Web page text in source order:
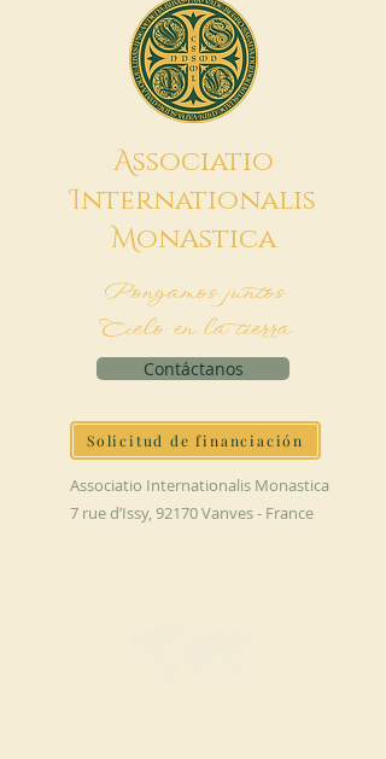
Associatio
Internationalis
MonAstica
Pongamos juntos
Cielo en la tierra
Contáctanos
Solicitud de financiación
Associatio Internationalis Monastica
7 rue d’Issy, 92170 Vanves - France